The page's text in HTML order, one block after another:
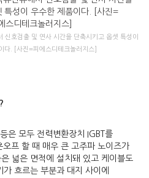
신호검출 및 연사 시간을 단축시키고 옵셋 특성이
다. [사진=피에스디테크놀러지스]
은 모두 전력변환장치 IGBT를
오프 할 때 매우 큰 고주파 노이즈가
넓은 면적에 설치돼 있고 케이블도
흐르는 부분과 대지 사이에